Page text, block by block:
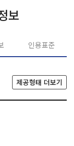
보
인용표준
제공형태 더보기